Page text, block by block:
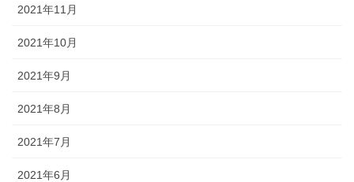
2021年11月
2021年10月
2021年9月
2021年8月
2021年7月
2021年6月